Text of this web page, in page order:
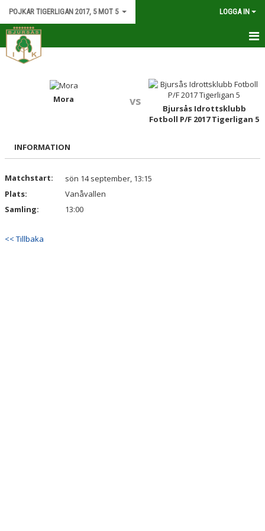
POJKAR TIGERLIGAN 2017, 5 MOT 5 LOGGA IN
HEM
KONTAKT
Mora vs
Bjursås Idrottsklubb
Fotboll P/F 2017 Tigerligan 5
INFORMATION
Matchstart:
sön 14 september, 13:15
Plats:
Vanåvallen
Samling:
13:00
<< Tillbaka